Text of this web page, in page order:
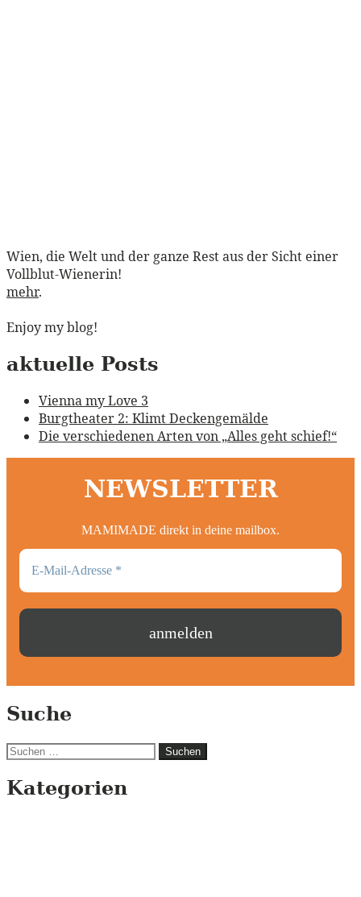
Wien, die Welt und der ganze Rest aus der Sicht einer
Vollblut-Wienerin!
mehr.
Enjoy my blog!
aktuelle Posts
Vienna my Love 3
Burgtheater 2: Klimt Deckengemälde
Die verschiedenen Arten von „Alles geht schief!“
NEWSLETTER
MAMIMADE direkt in deine mailbox.
Suche
Suchen
Kategorien